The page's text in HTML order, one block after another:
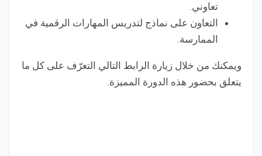
تعاوني.
التعاون على نماذج لتدريس المهارات الرقمية في
الممارسة.
ويمكنك من خلال زيارة الرابط التالي التعرّف على كل ما
يتعلق بحضور هذه الدورة المميزة.